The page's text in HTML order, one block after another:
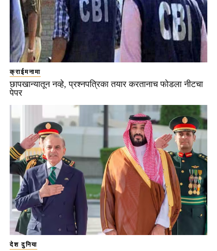
क्राईमनामा
छापखान्यातून नव्हे, प्रश्नपत्रिका तयार करतानाच फोडला नीटचा
पेपर
देश दुनिया